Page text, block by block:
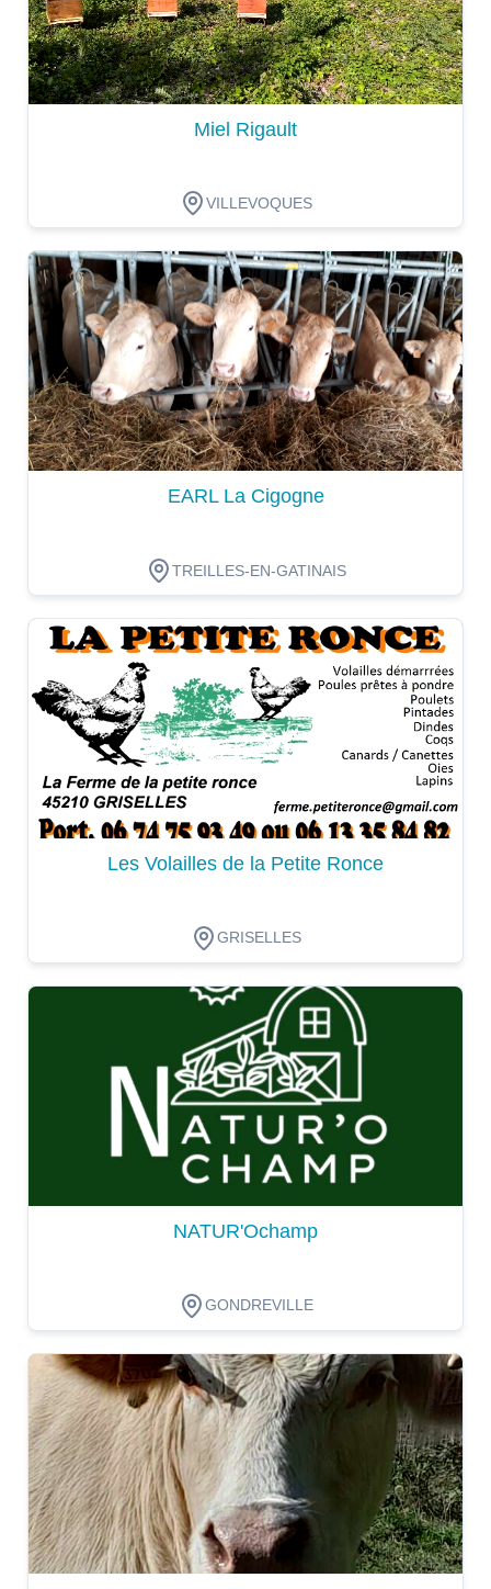
Miel Rigault
VILLEVOQUES
Dégustation
EARL La Cigogne
TREILLES-EN-GATINAIS
Dégustation
Les Volailles de la Petite Ronce
GRISELLES
NATUR'Ochamp
GONDREVILLE
Dégustation